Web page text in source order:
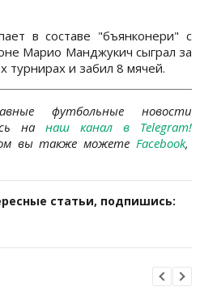
в составе "бъянконери" с
Марио Манджукич сыграл за
турнирах и забил 8 мячей.
футбольные новости
на наш канал в Telegram!
вы также можетеFacebook,
статьи, подпишись: